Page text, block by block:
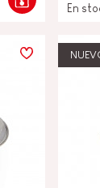
En